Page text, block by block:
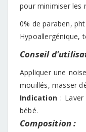
pour minimiser les
0% de paraben,
Hypoallergénique,
Conseil
Appliquer une
mouillés, masser
Indication :
bébé.
Composition :